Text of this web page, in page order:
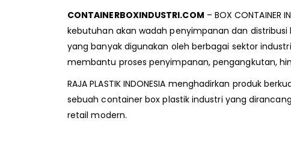
CONTAINERBOXINDUSTRI.COM – BOX CONTAINER
kebutuhan akan wadah penyimpanan dan
yang banyak digunakan oleh berbagai sektor
membantu proses penyimpanan, pengangkutan,
RAJA PLASTIK INDONESIA menghadirkan produk
sebuah container box plastik industri yang
retail modern.